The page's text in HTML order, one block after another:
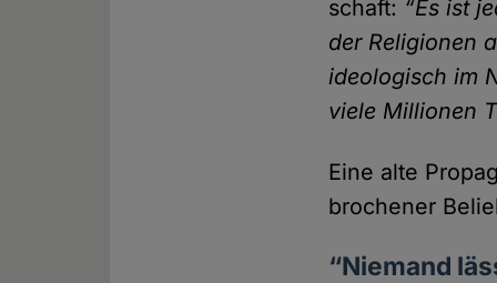
schaft: “Es ist
der Religionen
ideologisch im
viele Millionen
Eine alte
brochener
“Niemand